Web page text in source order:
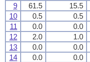
9
61.5 15.5
10
0.5 0.5
11
0.0 0.0
12
2.0 1.0
13
0.0 0.0
14
0.0 0.0